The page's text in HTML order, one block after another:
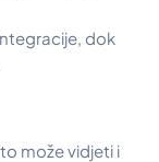
dok
može vidjeti i